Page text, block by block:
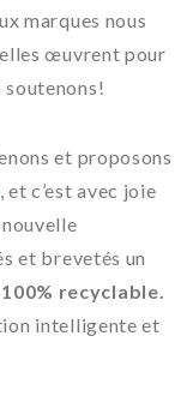
marques nous
œuvrent pour
soutenons!
et proposons
, et c’est avec joie
et brevetés un
recyclable.
intelligente et